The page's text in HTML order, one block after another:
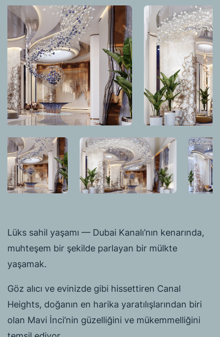
Lüks sahil yaşamı — Dubai Kanalı’nın kenarında,
muhteşem bir şekilde parlayan bir mülkte
yaşamak.
Göz alıcı ve evinizde gibi hissettiren Canal
Heights, doğanın en harika yaratılışlarından biri
olan Mavi İnci’nin güzelliğini ve mükemmelliğini